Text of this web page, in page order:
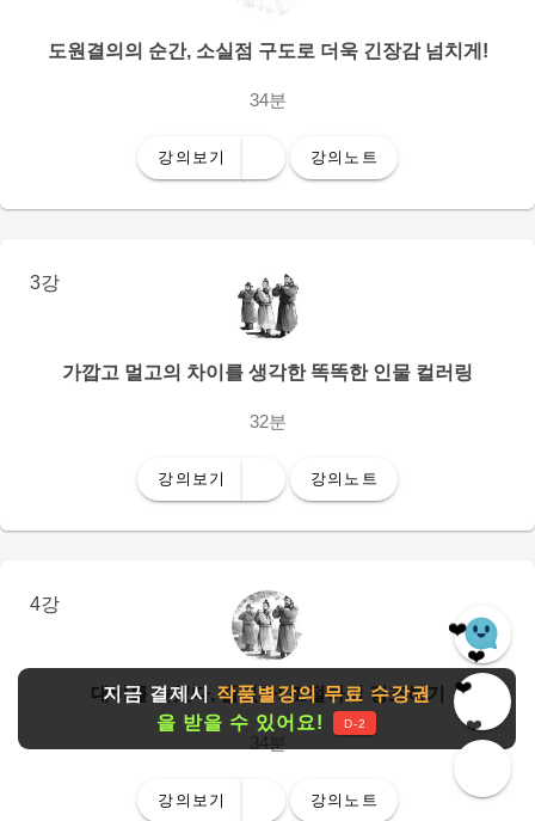
지금 결제시작품별강의 무료 수강권
을 받을 수 있어요!
D-2
도원결의의 순간, 소실점 구도로 더욱 긴장감 넘치게!
34분
강의보기 강의노트
3강
가깝고 멀고의 차이를 생각한 똑똑한 인물 컬러링
32분
강의보기 강의노트
4강
대비를 높였다, 줄였다! 조절하며 강조하기
34분
강의보기 강의노트
❤️
❤️
❤️
❤️
❤️